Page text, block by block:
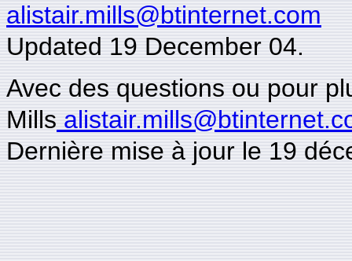
alistair.mills@btinternet.com
Updated 19 December 04.
Avec des questions ou pour
Mills
Dernière mise à jour le 19